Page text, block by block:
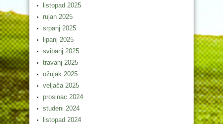
listopad 2025
rujan 2025
srpanj 2025
lipanj 2025
svibanj 2025
travanj 2025
ožujak 2025
veljača 2025
prosinac 2024
studeni 2024
listopad 2024